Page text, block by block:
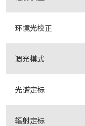
环境光校正
调光模式
光谱定标
辐射定标